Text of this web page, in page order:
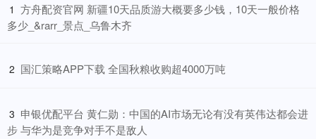
1 ​方舟配资官网 新疆10天品质游大概要多少钱，10天一般价格
多少_&rarr_景点_乌鲁木齐
2 ​国汇策略APP下载 全国秋粮收购超4000万吨
3 ​申银优配平台 黄仁勋：中国的AI市场无论有没有英伟达都会进
步 与华为是竞争对手不是敌人